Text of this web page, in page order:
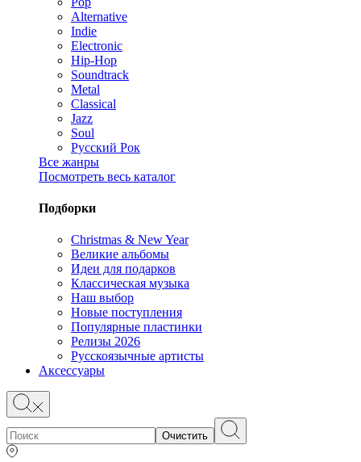
Alternative
Indie
Electronic
Hip-Hop
Soundtrack
Metal
Classical
Jazz
Soul
Русский Рок
Все жанры
Посмотреть весь каталог
Подборки
Christmas & New Year
Великие альбомы
Идеи для подарков
Классическая музыка
Наш выбор
Новые поступления
Популярные пластинки
Релизы 2026
Русскоязычные артисты
Аксессуары
Очистить